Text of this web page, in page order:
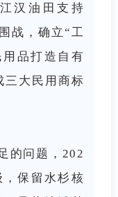
汉油田支持
战，确立“工
品打造自有
三大民用商标
的问题，202
保留水杉核